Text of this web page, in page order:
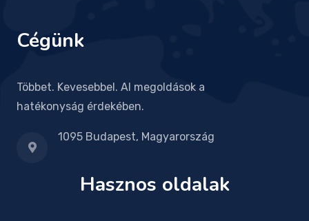
Cégünk
Többet. Kevesebbel. AI megoldások a
hatékonyság érdekében.
1095 Budapest, Magyarország
Hasznos oldalak